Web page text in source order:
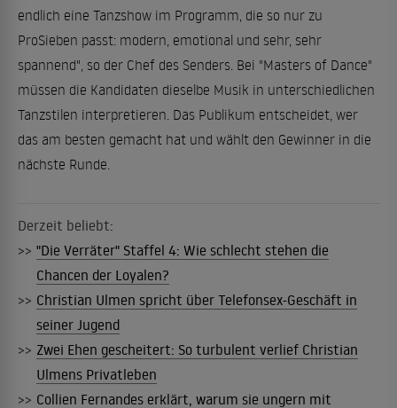
endlich eine Tanzshow im Programm, die so nur zu
ProSieben passt: modern, emotional und sehr, sehr
spannend", so der Chef des Senders. Bei "Masters of Dance"
müssen die Kandidaten dieselbe Musik in unterschiedlichen
Tanzstilen interpretieren. Das Publikum entscheidet, wer
das am besten gemacht hat und wählt den Gewinner in die
nächste Runde.
Derzeit beliebt:
>> "Die Verräter" Staffel 4: Wie schlecht stehen die
Chancen der Loyalen?
>> Christian Ulmen spricht über Telefonsex-Geschäft in
seiner Jugend
>> Zwei Ehen gescheitert: So turbulent verlief Christian
Ulmens Privatleben
>> Collien Fernandes erklärt, warum sie ungern mit